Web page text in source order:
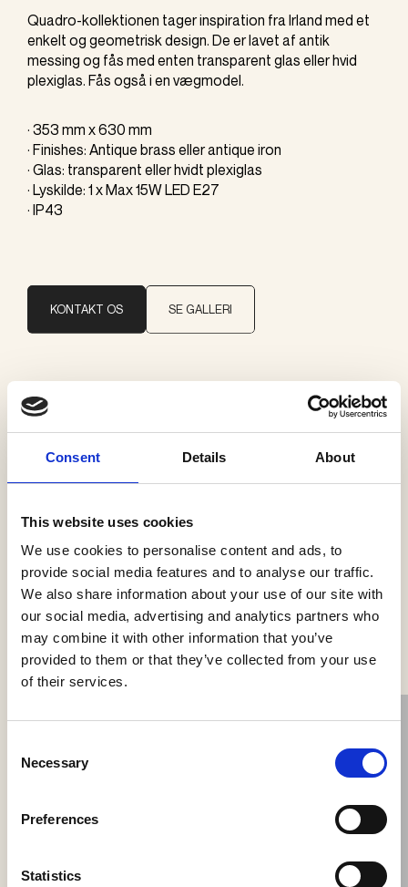
Consent Details About
This website uses cookies
We use cookies to personalise content and ads, to
provide social media features and to analyse our traffic.
We also share information about your use of our site with
our social media, advertising and analytics partners who
may combine it with other information that you’ve
provided to them or that they’ve collected from your use
of their services.
Selection
Necessary
Preferences
Statistics
Quadro-kollektionen tager inspiration fra Irland med et
enkelt og geometrisk design. De er lavet af antik
messing og fås med enten transparent glas eller hvid
plexiglas. Fås også i en vægmodel.
· 353 mm x 630 mm
· Finishes: Antique brass eller antique iron
· Glas: transparent eller hvidt plexiglas
· Lyskilde: 1 x Max 15W LED E27
· IP43
KONTAKT OS SE GALLERI
Brand
Kategorier
Udelys loft
Se flere produkter